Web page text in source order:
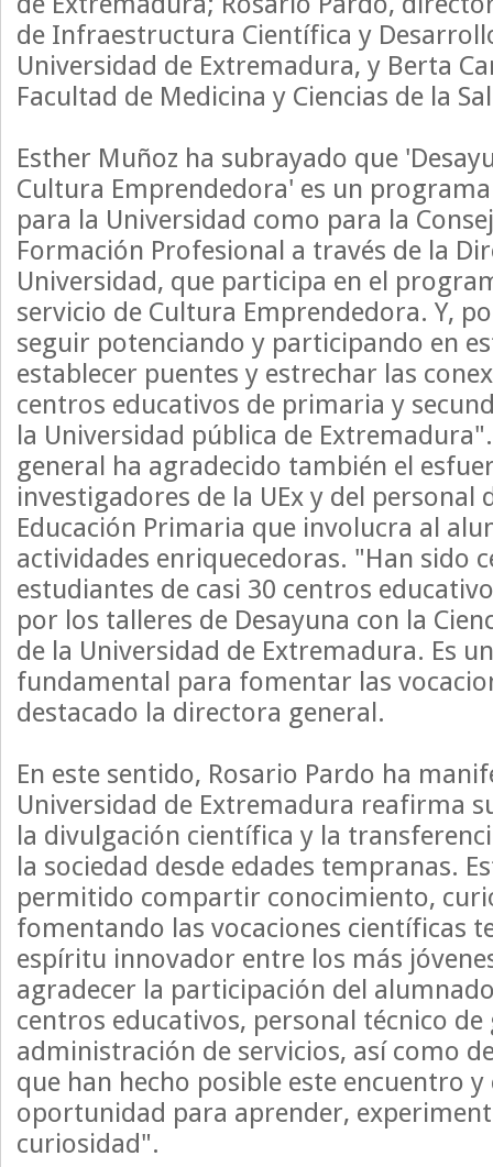
de Infraestructura Científica y
Universidad de Extremadura, y Berta
Facultad de Medicina y Ciencias de la
Esther Muñoz ha subrayado que
Cultura Emprendedora' es un
para la Universidad como para la
Formación Profesional a través de la
Universidad, que participa en el
servicio de Cultura Emprendedora. Y,
seguir potenciando y participando en
establecer puentes y estrechar las
centros educativos de primaria y
la Universidad pública de
general ha agradecido también el
investigadores de la UEx y del personal
Educación Primaria que involucra al
actividades enriquecedoras. "Han sido
estudiantes de casi 30 centros
por los talleres de Desayuna con la
de la Universidad de Extremadura. Es
fundamental para fomentar las
destacado la directora general.
En este sentido, Rosario Pardo ha
Universidad de Extremadura reafirma
la divulgación científica y la
la sociedad desde edades tempranas.
permitido compartir conocimiento,
fomentando las vocaciones científicas
espíritu innovador entre los más
agradecer la participación del
centros educativos, personal técnico de
administración de servicios, así como
que han hecho posible este encuentro
oportunidad para aprender,
curiosidad".